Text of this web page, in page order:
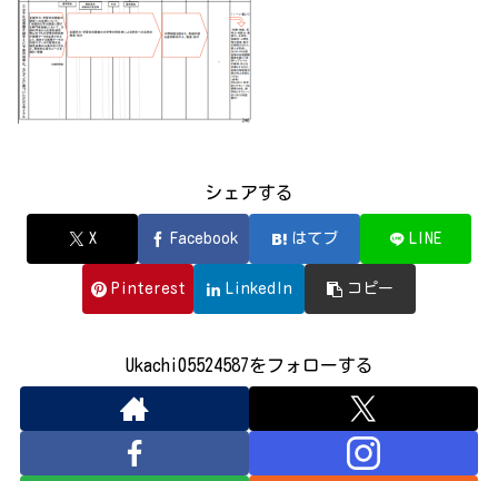
シェアする
X Facebook はてブ LINE
Pinterest LinkedIn コピー
Ukachi05524587をフォローする